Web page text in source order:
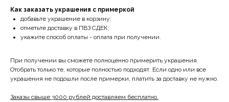
Как заказать украшения с примеркой
добавьте украшение в корзину;
отметьте доставку в ПВЗ СДЕК;
укажите способ оплаты - оплата при получении.
При получении вы сможете полноценно примерить украшения.
Отобрать только те, которые полностью подходят. Если одно или все
украшения не подошли после примерки, платить за доставку не нужно.
Заказы свыше 3000 рублей доставляем бесплатно.